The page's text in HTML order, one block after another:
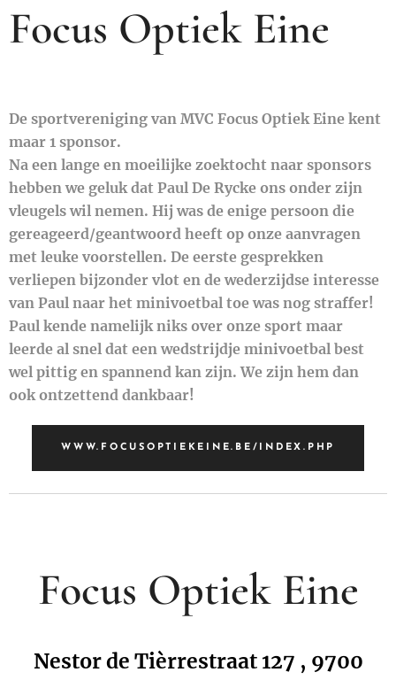
Focus Optiek Eine
De sportvereniging van MVC Focus Optiek Eine kent
maar 1 sponsor.
Na een lange en moeilijke zoektocht naar sponsors
hebben we geluk dat Paul De Rycke ons onder zijn
vleugels wil nemen. Hij was de enige persoon die
gereageerd/geantwoord heeft op onze aanvragen
met leuke voorstellen. De eerste gesprekken
verliepen bijzonder vlot en de wederzijdse interesse
van Paul naar het minivoetbal toe was nog straffer!
Paul kende namelijk niks over onze sport maar
leerde al snel dat een wedstrijdje minivoetbal best
wel pittig en spannend kan zijn. We zijn hem dan
ook ontzettend dankbaar!
WWW.FOCUSOPTIEKEINE.BE/INDEX.PHP
Focus Optiek Eine
Nestor de Tièrrestraat 127 , 9700